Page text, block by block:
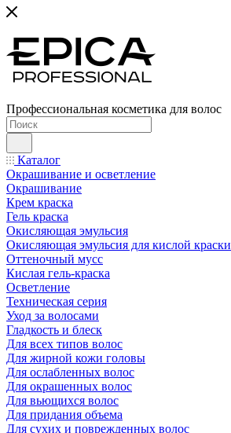
Профессиональная косметика для волос
Каталог
Окрашивание и осветление
Окрашивание
Крем краска
Гель краска
Окисляющая эмульсия
Окисляющая эмульсия для кислой краски
Оттеночный мусс
Кислая гель-краска
Осветление
Техническая серия
Уход за волосами
Гладкость и блеск
Для всех типов волос
Для жирной кожи головы
Для ослабленных волос
Для окрашенных волос
Для вьющихся волос
Для придания объема
Для сухих и поврежденных волос